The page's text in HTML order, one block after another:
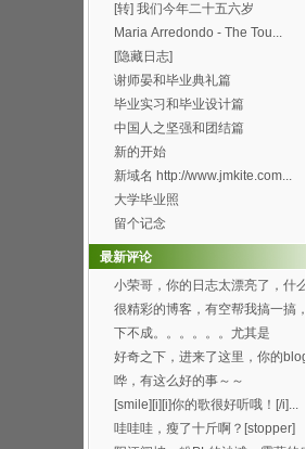
[转] 我们今年二十五六岁
Maria Arredondo - The Tou...
[隐藏日志]
谢师晏和毕业典礼篇
毕业实习和毕业设计篇
中国人之坚强和团结篇
新的开始
新域名 http://www.jmkite.com...
大学毕业照
留个记念
最新评论
小荣哥，你的日志太漂亮了，什么
时候有空帮我也搞一个...
很精彩的博客，有空帮我搞一搞，
可以吗？[smile...
下不成。。。。。。尤其是
Through the f...
好奇之下，进来了这里，你的blog
办得好好哦。 ...
哗，有这么好的事～～
[smile][i][i]你的歌很好听哦！[/i]...
哇哇哇，瘦了十斤啊？[stopper]